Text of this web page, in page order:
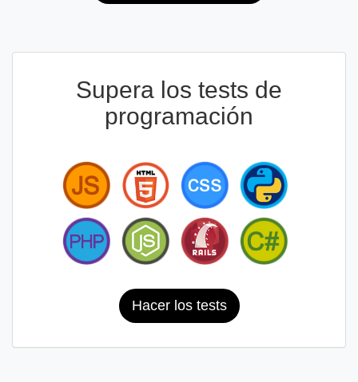
Supera los tests de
programación
Hacer los tests